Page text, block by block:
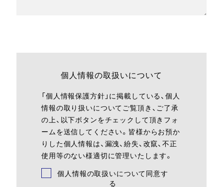
個人情報の取扱いについて
「個人情報保護方針」に掲載している、個人
情報の取り扱いについてご覧頂き、ご了承
の上、以下ボタンをチェックして頂きフォ
ームを送信してください。皆様からお預か
りした個人情報は、漏洩、紛失、改竄、不正
使用等のない様適切に管理いたします。
個人情報の取扱いについて同意す
る